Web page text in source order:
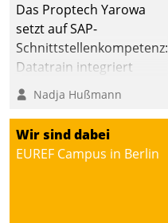
Das Proptech Yarowa
setzt auf SAP-
Schnittstellenkompetenz:
Datatrain integriert
Yarowas Portal zur
Vergabe und Verwaltung
von Aufträgen der
operativen
Instandhaltung in die
Nadja Hußmann
Wir sind dabei
EUREF Campus in Berlin